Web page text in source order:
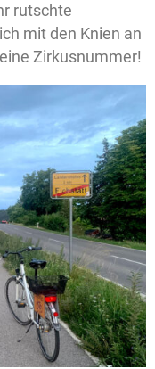
rutschte
mit den Knien an
Zirkusnummer!